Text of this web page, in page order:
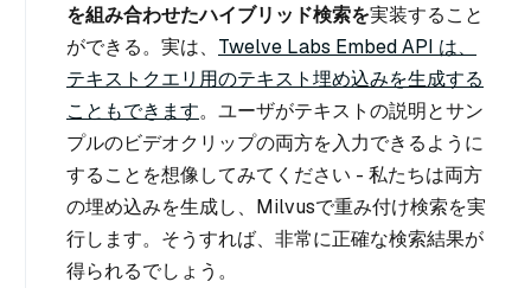
を組み合わせたハイブリッド検索を実装すること
ができる。実は、 Twelve Labs Embed API は、
テキストクエリ用のテキスト埋め込みを生成する
こともできます。ユーザがテキストの説明とサン
プルのビデオクリップの両方を入力できるように
することを想像してみてください - 私たちは両方
の埋め込みを生成し、Milvusで重み付け検索を実
行します。そうすれば、非常に正確な検索結果が
得られるでしょう。